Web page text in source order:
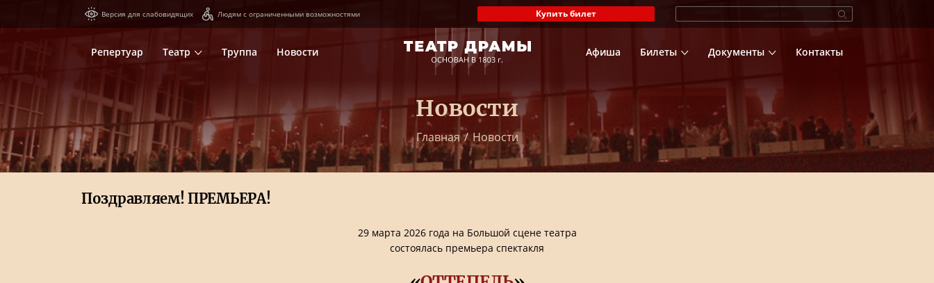
Версия для слабовидящих Людям с ограниченными возможностями Купить билет
Репертуар Театр Труппа Новости Афиша Билеты Документы Контакты
Новости
Главная / Новости
Поздравляем! ПРЕМЬЕРА!
29 марта 2026 года на Большой сцене театра
состоялась премьера спектакля